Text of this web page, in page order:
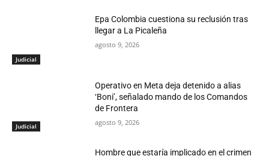
Judicial
Epa Colombia cuestiona su reclusión tras
llegar a La Picaleña
agosto 9, 2026
Judicial
Operativo en Meta deja detenido a alias
‘Boni’, señalado mando de los Comandos
de Frontera
agosto 9, 2026
Hombre que estaría implicado en el crimen